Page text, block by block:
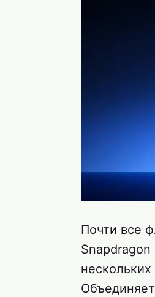
Почти все